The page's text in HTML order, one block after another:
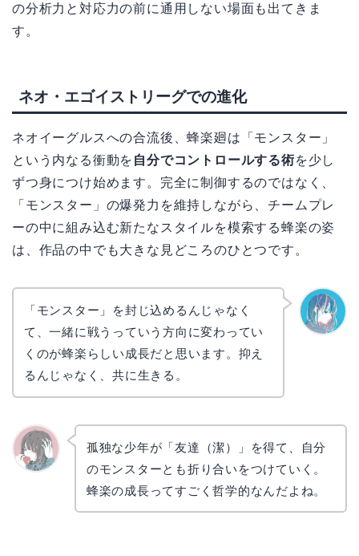
の分析力と対応力の前に通用しない場面も出てきま
す。
ネオ・エゴイストリーグでの進化
ネオイーグルスへの合流後、蜂楽廻は「モンスター」
という内なる衝動を 自分でコントロールする術を少し
ずつ身につけ始めます。完全に制御するのではなく、
「モンスター」の爆発力を維持しながら、チームプレ
ーの中に組み込む新たなスタイルを模索する蜂楽の姿
は、作品の中でも大きな見どころのひとつです。
「モンスター」を封じ込めるんじゃなく
て、一緒に戦うっていう方向に変わってい
くのが蜂楽らしい成長だと思います。抑え
るんじゃなく、共に生きる。
孤独な少年が「友達（潔）」を得て、自分
のモンスターとも折り合いをつけていく。
蜂楽の成長ってすごく哲学的なんだよね。